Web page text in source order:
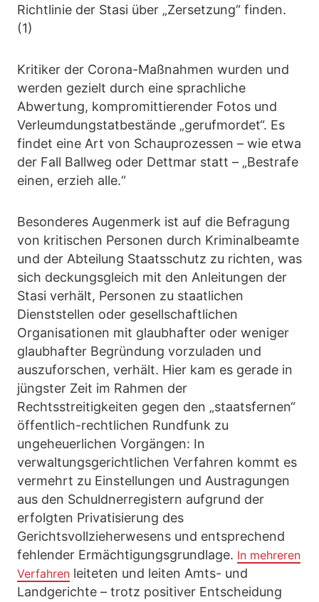
Richtlinie der Stasi über „Zersetzung“ finden.
(1)
Kritiker der Corona-Maßnahmen wurden und
werden gezielt durch eine sprachliche
Abwertung, kompromittierender Fotos und
Verleumdungstatbestände „gerufmordet“. Es
findet eine Art von Schauprozessen – wie etwa
der Fall Ballweg oder Dettmar statt – „Bestrafe
einen, erzieh alle.“
Besonderes Augenmerk ist auf die Befragung
von kritischen Personen durch Kriminalbeamte
und der Abteilung Staatsschutz zu richten, was
sich deckungsgleich mit den Anleitungen der
Stasi verhält, Personen zu staatlichen
Dienststellen oder gesellschaftlichen
Organisationen mit glaubhafter oder weniger
glaubhafter Begründung vorzuladen und
auszuforschen, verhält. Hier kam es gerade in
jüngster Zeit im Rahmen der
Rechtsstreitigkeiten gegen den „staatsfernen“
öffentlich-rechtlichen Rundfunk zu
ungeheuerlichen Vorgängen: In
verwaltungsgerichtlichen Verfahren kommt es
vermehrt zu Einstellungen und Austragungen
aus den Schuldnerregistern aufgrund der
erfolgten Privatisierung des
Gerichtsvollzieherwesens und entsprechend
fehlender Ermächtigungsgrundlage. In mehreren
Verfahren leiteten und leiten Amts- und
Landgerichte – trotz positiver Entscheidung